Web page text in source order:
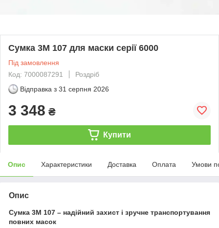
Сумка 3M 107 для маски серії 6000
Під замовлення
Код: 7000087291
Роздріб
Відправка з 31 серпня 2026
3 348 ₴
Купити
Опис Характеристики Доставка Оплата Умови
Опис
Сумка 3M 107 – надійний захист і зручне транспортування
повних масок